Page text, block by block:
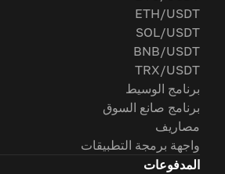
ETH/USDT
SOL/USDT
BNB/USDT
TRX/USDT
برنامج الوسيط
برنامج صانع السوق
مصاريف
واجهة برمجة التطبيقات
المدفوعات